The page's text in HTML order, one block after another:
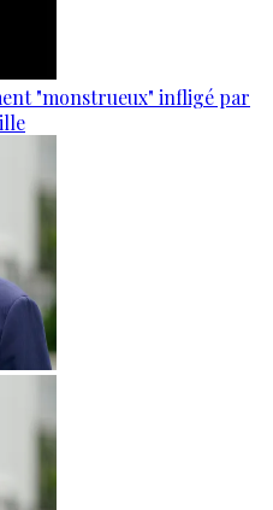
"monstrueux" infligé par